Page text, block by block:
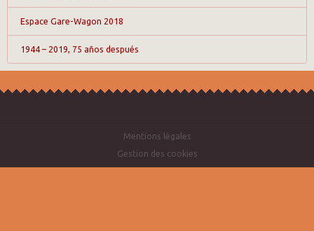
Espace Gare-Wagon 2018
1944 – 2019, 75 años después
Mentions légales
Gestion des cookies